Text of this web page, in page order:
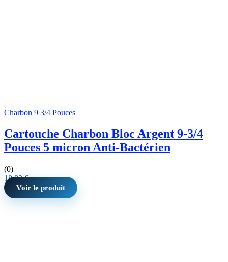
Charbon 9 3/4 Pouces
Cartouche Charbon Bloc Argent 9-3/4
Pouces 5 micron Anti-Bactérien
(0)
18,82€
Voir le produit